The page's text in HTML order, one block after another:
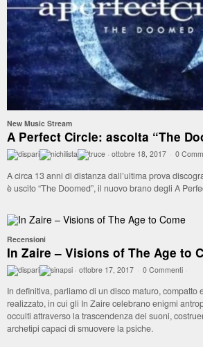
New Music Stream
A Perfect Circle: ascolta “The
· ottobre 18, 2017 · 0
A circa 13 anni di distanza dall’ultima prova
è uscito “The Doomed”, il nuovo brano degli A
Recensioni
In Zaire – Visions of The Age to
· ottobre 17, 2017 · 0 Commenti ·
In definitiva, parliamo di un disco maturo, compatto
realizzato, in cui gli In Zaire celebrano enigmi
occulti attraverso la trascendenza dei suoni,
archetipi capaci di smuovere la psiche.